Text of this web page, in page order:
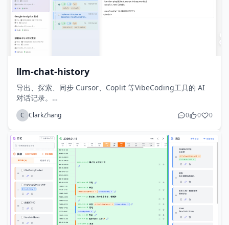
llm-chat-history
导出、探索、同步 Cursor、Coplit 等VibeCoding工具的 AI
对话记录。
三列仪表盘：会话列表、时间轴和详情视图。一览 AI 思考过
程、工具调用和回复内容。
地访问您的 AI 对话。
C ClarkZhang 0 0 0